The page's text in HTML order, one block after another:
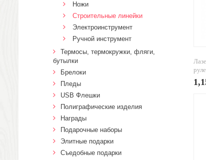
Ножи
Строительные линейки
Электроинструмент
Ручной инструмент
Термосы, термокружки, фляги,
бутылки
Брелоки
Пледы
USB Флешки
Полиграфические изделия
Награды
Подарочные наборы
Элитные подарки
Cъедобные подарки